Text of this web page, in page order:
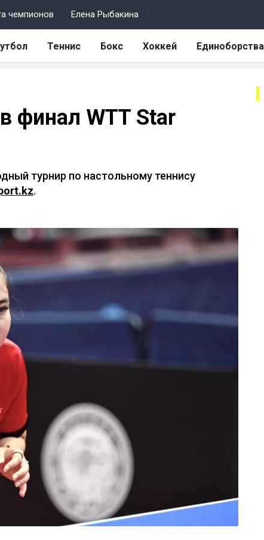
чемпионов Елена Рыбакина
Теннис Бокс Хоккей Единоборства
финал WTT Star
турнир по настольному теннису
.